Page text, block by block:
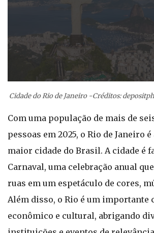
Cidade do Rio de Janeiro -Créditos:
Com uma população de mais de
pessoas em 2025, o Rio de Janeiro
maior cidade do Brasil. A cidade é
Carnaval, uma celebração anual
ruas em um espetáculo de cores,
Além disso, o Rio é um importante
econômico e cultural, abrigando